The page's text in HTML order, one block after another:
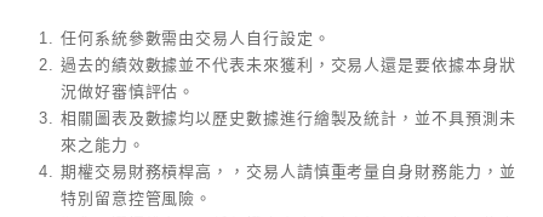
任何系統參數需由交易人自行設定。
過去的績效數據並不代表未來獲利，交易人還是要依據本身狀
況做好審慎評估。
相關圖表及數據均以歷史數據進行繪製及統計，並不具預測未
來之能力。
期權交易財務槓桿高，，交易人請慎重考量自身財務能力，並
特別留意控管風險。